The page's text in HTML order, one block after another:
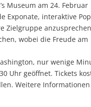
Museum am 24. Februar
Exponate, interaktive
Zielgruppe
wobei die Freude am
nur wenige
Uhr geöffnet. Tickets
Weitere Informationen